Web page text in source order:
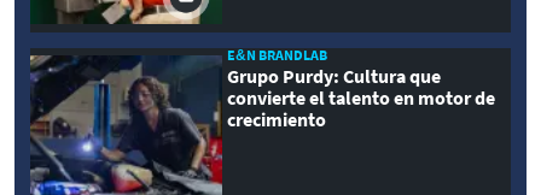
E&N BRANDLAB
Grupo Purdy: Cultura que
convierte el talento en motor de
crecimiento